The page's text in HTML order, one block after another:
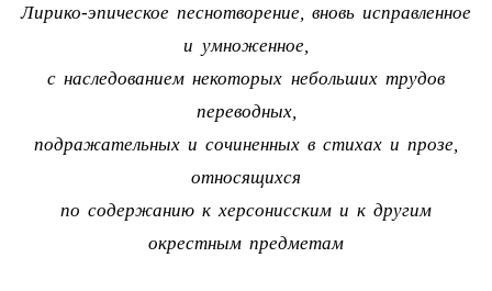
Лирико-эпическое песнотворение, вновь исправленное
и умноженное,
с наследованием некоторых небольших трудов
переводных,
подражательных и сочиненных в стихах и прозе,
относящихся
по содержанию к херсонисским и к другим
окрестным предметам